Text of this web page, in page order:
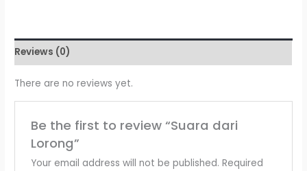
Reviews (0)
There are no reviews yet.
Be the first to review “Suara dari
Lorong”
Your email address will not be published. Required